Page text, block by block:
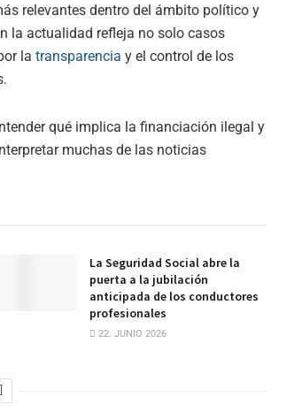
relevantes dentro del ámbito político y
la actualidad refleja no solo casos
la transparencia y el control de los
qué implica la financiación ilegal y
muchas de las noticias
La Seguridad Social abre la
puerta a la jubilación
anticipada de los conductores
profesionales
22. JUNIO 2026